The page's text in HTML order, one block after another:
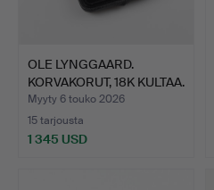
OLE LYNGGAARD.
KORVAKORUT, 18K KULTAA.
Myyty 6 touko 2026
15 tarjousta
1 345 USD